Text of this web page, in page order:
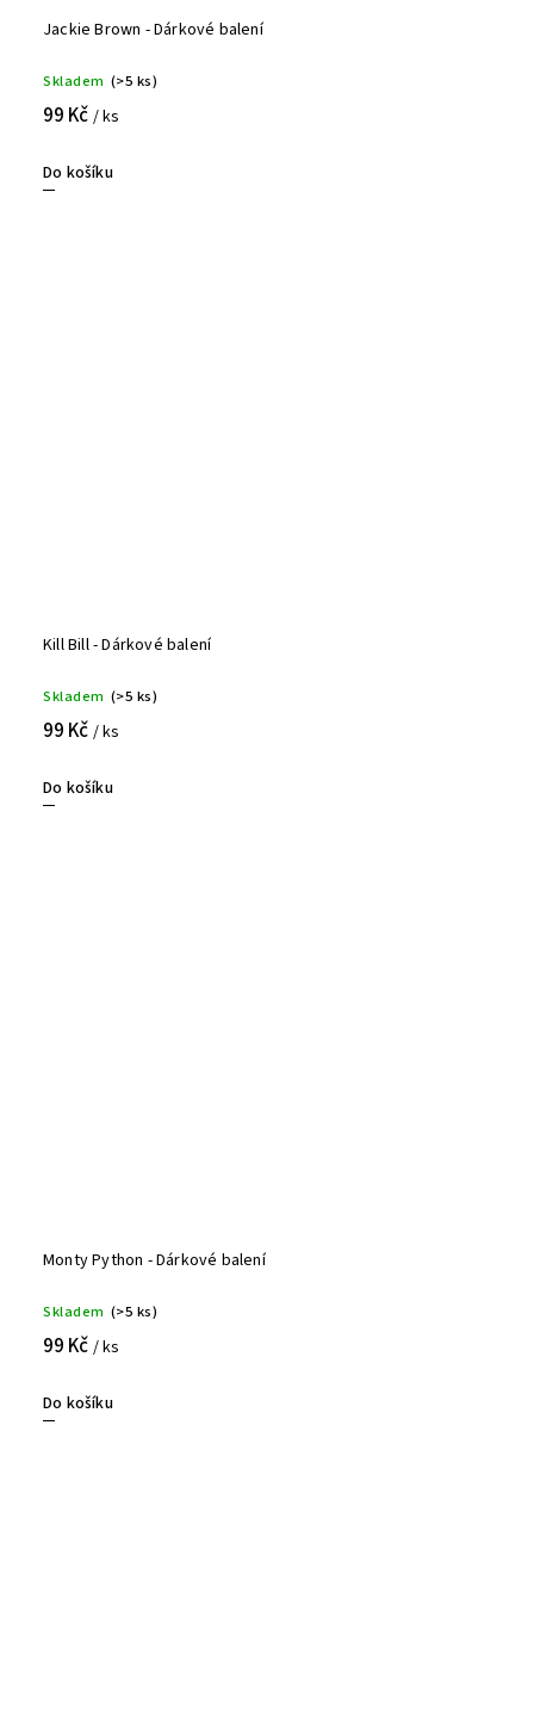
Jackie Brown - Dárkové balení
Skladem (>5 ks)
99 Kč / ks
Do košíku
Kill Bill - Dárkové balení
Skladem (>5 ks)
99 Kč / ks
Do košíku
Monty Python - Dárkové balení
Skladem (>5 ks)
99 Kč / ks
Do košíku